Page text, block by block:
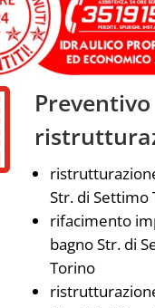
Preventivo
Str. di Settimo
rifacimento
bagno Str. di
Torino